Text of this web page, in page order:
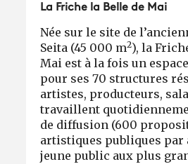
La Friche la Belle de Mai
Née sur le site de
Seita (45 000 m2), la
Mai est à la fois un
pour ses 70 structures
artistes, producteurs,
travaillent
de diffusion (600
artistiques publiques par
jeune public aux plus